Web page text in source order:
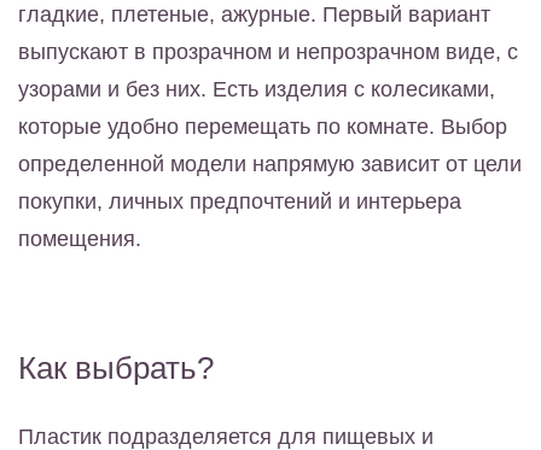
гладкие, плетеные, ажурные. Первый вариант
выпускают в прозрачном и непрозрачном виде, с
узорами и без них. Есть изделия с колесиками,
которые удобно перемещать по комнате. Выбор
определенной модели напрямую зависит от цели
покупки, личных предпочтений и интерьера
помещения.
Как выбрать?
Пластик подразделяется для пищевых и